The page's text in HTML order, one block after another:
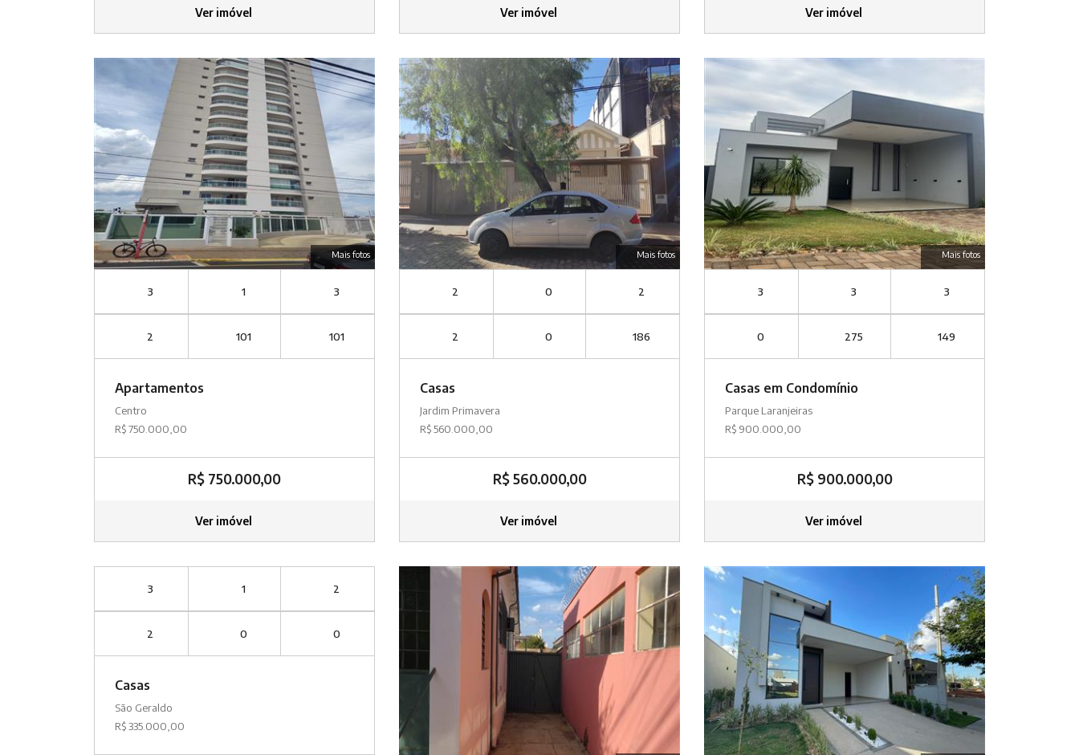
Ver imóvel Ver imóvel Ver imóvel
Mais fotos
3 1 3
2 101 101
Apartamentos
Centro
R$ 750.000,00
R$ 750.000,00
Ver imóvel
Mais fotos
2 0 2
2 0 186
Casas
Jardim Primavera
R$ 560.000,00
R$ 560.000,00
Ver imóvel
Mais fotos
3 3 3
0 275 149
Casas em Condomínio
Parque Laranjeiras
R$ 900.000,00
R$ 900.000,00
Ver imóvel
3 1 2
2 0 0
Casas
São Geraldo
R$ 335.000,00